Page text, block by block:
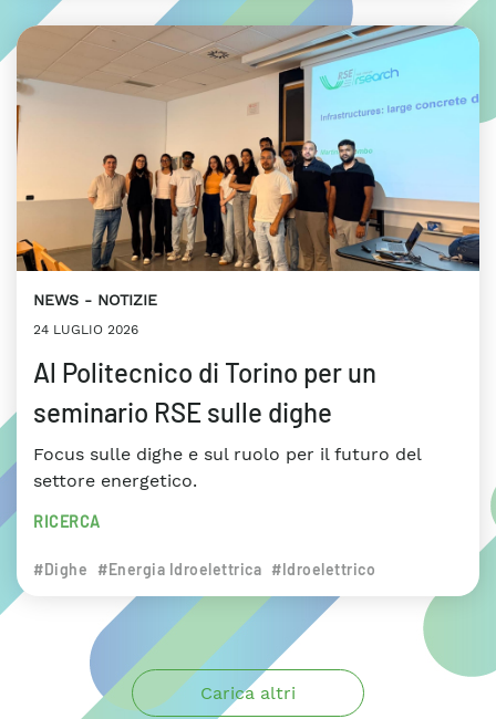
NEWS NOTIZIE
24 LUGLIO 2026
Al Politecnico di Torino per un
seminario RSE sulle dighe
Focus sulle dighe e sul ruolo per il futuro del
settore energetico.
RICERCA
#Dighe #Energia Idroelettrica #Idroelettrico
Carica altri